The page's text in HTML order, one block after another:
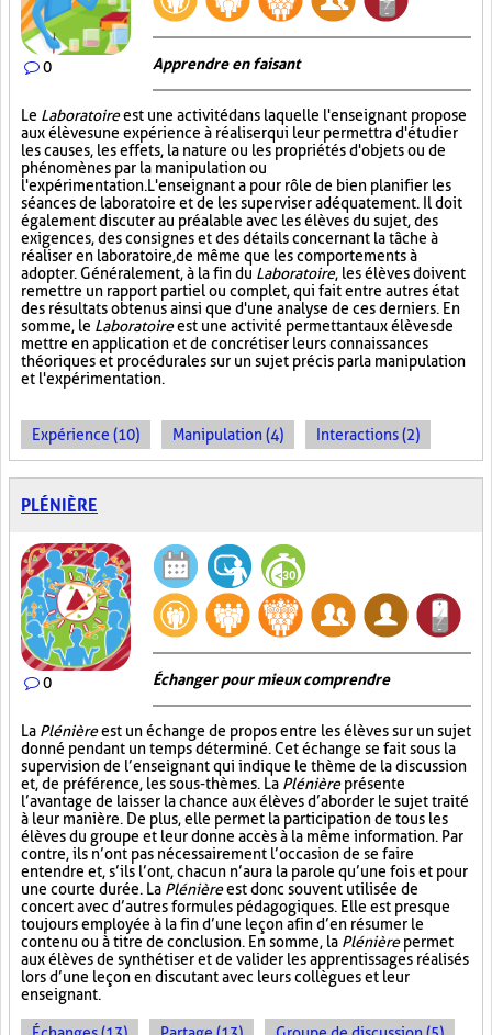
0 Apprendre en faisant
Le Laboratoireest une activité dans laquelle l'enseignant propose
aux élèves une expérience à réaliser qui leur permettra d'étudier
les causes, les effets, la nature ou les propriétés d'objets ou de
phénomènes par la manipulation ou
l'expérimentation. L'enseignant a pour rôle de bien planifier les
séances de laboratoire et de les superviser adéquatement. Il doit
également discuter au préalable avec les élèves du sujet, des
exigences, des consignes et des détails concernant la tâche à
réaliser en laboratoire, de même que les comportements à
adopter. Généralement, à la fin du Laboratoire, les élèves doivent
remettre un rapport partiel ou complet, qui fait entre autres état
des résultats obtenus ainsi que d'une analyse de ces derniers. En
somme, le Laboratoireest une activité permettant aux élèves de
mettre en application et de concrétiser leurs connaissances
théoriques et procédurales sur un sujet précis par la manipulation
et l'expérimentation.
Expérience (10) Manipulation (4) Interactions (2)
PLÉNIÈRE
0 Échanger pour mieux comprendre
La Plénièreest un échange de propos entre les élèves sur un sujet
donné pendant un temps déterminé. Cet échange se fait sous la
supervision de l’enseignant qui indique le thème de la discussion
et, de préférence, les sous-thèmes. La Plénièreprésente
l’avantage de laisser la chance aux élèves d’aborder le sujet traité
à leur manière. De plus, elle permet la participation de tous les
élèves du groupe et leur donne accès à la même information. Par
contre, ils n’ont pas nécessairement l’occasion de se faire
entendre et, s’ils l’ont, chacun n’aura la parole qu’une fois et pour
une courte durée. La Plénièreest donc souvent utilisée de
concert avec d’autres formules pédagogiques. Elle est presque
toujours employée à la fin d’une leçon afin d’en résumer le
contenu ou à titre de conclusion. En somme, la Plénièrepermet
aux élèves de synthétiser et de valider les apprentissages réalisés
lors d’une leçon en discutant avec leurs collègues et leur
enseignant.